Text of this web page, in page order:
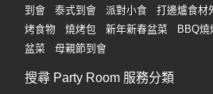
到會
泰式到會 派對小食 打邊爐食材
烤食物
燒烤包 新年新春盆菜 BBQ燒
盆菜
母親節到會
搜尋 Party Room 服務分類